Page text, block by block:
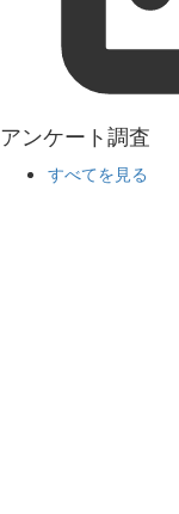
アンケート調査
すべてを見る